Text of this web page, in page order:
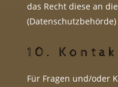
das Recht diese an
10.
Für Fragen und/oder